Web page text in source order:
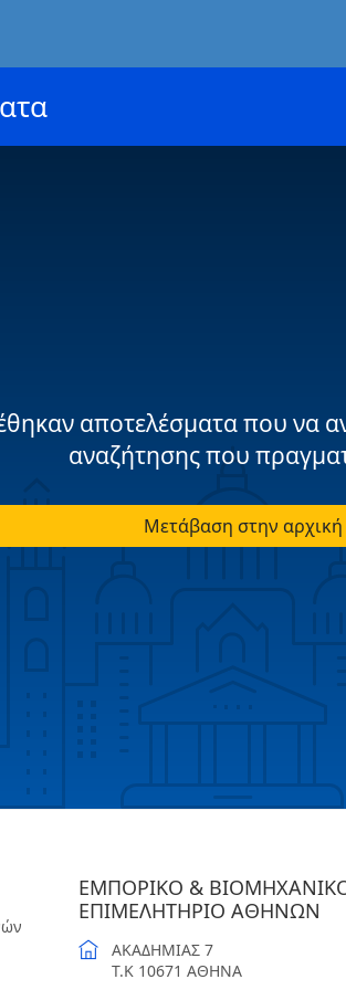
αποτελέσματα που να
αναζήτησης που
Μετάβαση στην
ΕΜΠΟΡΙΚΟ &
ΕΠΙΜΕΛΗΤΗΡΙΟ ΑΘΗΝΩΝ
ΑΚΑΔΗΜΙΑΣ 7
T.K 10671 ΑΘΗΝΑ